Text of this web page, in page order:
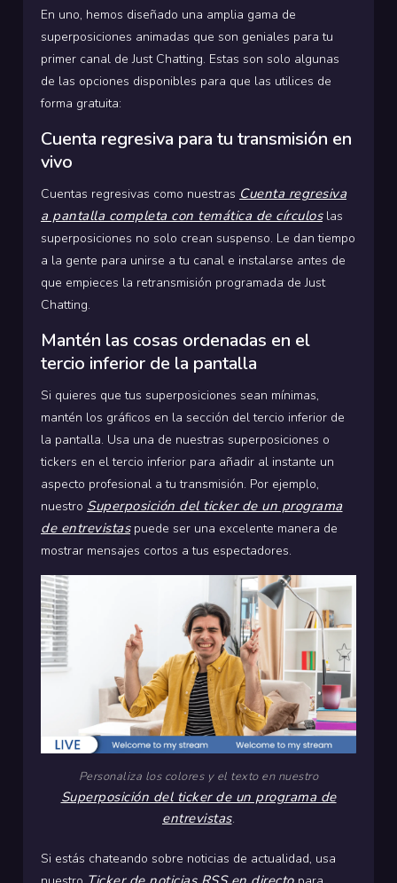
En uno, hemos diseñado una amplia gama de
superposiciones animadas que son geniales para tu
primer canal de Just Chatting. Estas son solo algunas
de las opciones disponibles para que las utilices de
forma gratuita:
Cuenta regresiva para tu transmisión en
vivo
Cuentas regresivas como nuestras Cuenta regresiva
a pantalla completa con temática de círculoslas
superposiciones no solo crean suspenso. Le dan tiempo
a la gente para unirse a tu canal e instalarse antes de
que empieces la retransmisión programada de Just
Chatting.
Mantén las cosas ordenadas en el
tercio inferior de la pantalla
Si quieres que tus superposiciones sean mínimas,
mantén los gráficos en la sección del tercio inferior de
la pantalla. Usa una de nuestras superposiciones o
tickers en el tercio inferior para añadir al instante un
aspecto profesional a tu transmisión. Por ejemplo,
nuestro Superposición del ticker de un programa
de entrevistaspuede ser una excelente manera de
mostrar mensajes cortos a tus espectadores.
Personaliza los colores y el texto en nuestro
Superposición del ticker de un programa de
entrevistas.
Si estás chateando sobre noticias de actualidad, usa